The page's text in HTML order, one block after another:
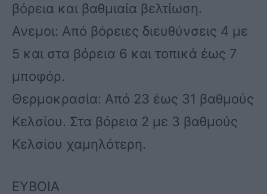
βόρεια και βαθμιαία βελτίωση.
Ανεμοι: Από βόρειες διευθύνσεις 4 με
5 και στα βόρεια 6 και τοπικά έως 7
μποφόρ.
Θερμοκρασία: Από 23 έως 31 βαθμούς
Κελσίου. Στα βόρεια 2 με 3 βαθμούς
Κελσίου χαμηλότερη.
ΕΥΒΟΙΑ